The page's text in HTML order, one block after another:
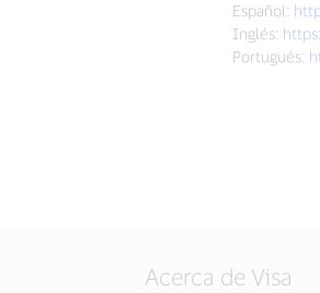
Español:
Inglés:
Portugués:
Acerca de Visa